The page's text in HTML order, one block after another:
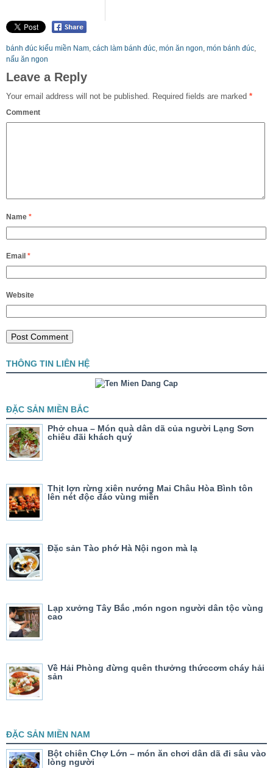
bánh đúc kiểu miền Nam, cách làm bánh đúc, món ăn ngon, món bánh đúc,
nấu ăn ngon
Leave a Reply
Your email address will not be published. Required fields are marked *
Comment
Name *
Email *
Website
THÔNG TIN LIÊN HỆ
ĐẶC SẢN MIỀN BẮC
Phở chua – Món quà dân dã của người Lạng Sơn
chiêu đãi khách quý
Thịt lợn rừng xiên nướng Mai Châu Hòa Bình tôn
lên nét độc đáo vùng miền
Đặc sản Tào phớ Hà Nội ngon mà lạ
Lạp xưởng Tây Bắc ,món ngon người dân tộc vùng
cao
Về Hải Phòng đừng quên thưởng thứccơm cháy hải
sản
ĐẶC SẢN MIỀN NAM
Bột chiên Chợ Lớn – món ăn chơi dân dã đi sâu vào
lòng người